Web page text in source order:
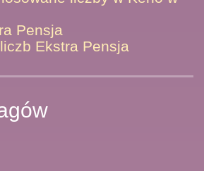
Pensja
Ekstra Pensja